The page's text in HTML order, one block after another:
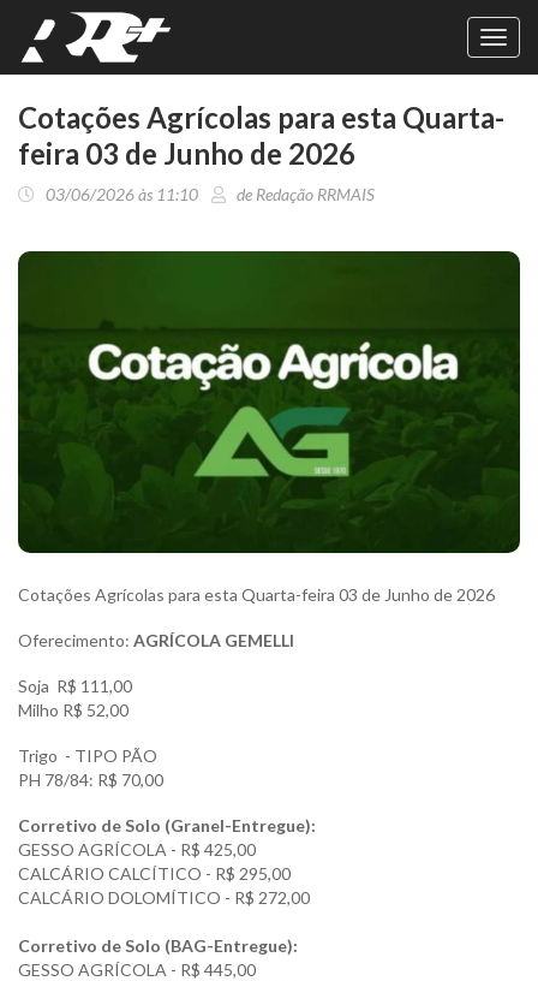
Cotações Agrícolas para esta Quarta-
feira 03 de Junho de 2026
03/06/2026 às 11:10 de Redação RRMAIS
Cotações Agrícolas para esta Quarta-feira 03 de Junho de 2026
Oferecimento: AGRÍCOLA GEMELLI
Soja R$ 111,00
Milho R$ 52,00
Trigo - TIPO PÃO
PH 78/84: R$ 70,00
Corretivo de Solo (Granel-Entregue):
GESSO AGRÍCOLA - R$ 425,00
CALCÁRIO CALCÍTICO - R$ 295,00
CALCÁRIO DOLOMÍTICO - R$ 272,00
Corretivo de Solo (BAG-Entregue):
GESSO AGRÍCOLA - R$ 445,00